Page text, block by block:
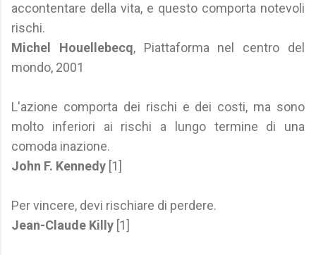
accontentare della vita, e questo comporta notevoli
rischi.
Michel Houellebecq, Piattaforma nel centro del
mondo, 2001
L'azione comporta dei rischi e dei costi, ma sono
molto inferiori ai rischi a lungo termine di una
comoda inazione.
John F. Kennedy [1]
Per vincere, devi rischiare di perdere.
Jean-Claude Killy [1]